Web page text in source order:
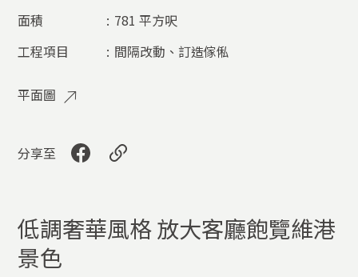
面積
: 781 平方呎
工程項目
: 間隔改動、訂造傢俬​
平面圖
分享至
低調奢華風格 放大客廳飽覽維港
景色